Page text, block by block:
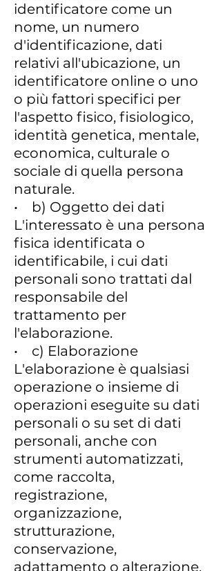
identificatore come un
nome, un numero
d'identificazione, dati
relativi all'ubicazione, un
identificatore online o uno
o più fattori specifici per
l'aspetto fisico, fisiologico,
identità genetica, mentale,
economica, culturale o
sociale di quella persona
naturale.
• b) Oggetto dei dati
L'interessato è una persona
fisica identificata o
identificabile, i cui dati
personali sono trattati dal
responsabile del
trattamento per
l'elaborazione.
• c) Elaborazione
L'elaborazione è qualsiasi
operazione o insieme di
operazioni eseguite su dati
personali o su set di dati
personali, anche con
strumenti automatizzati,
come raccolta,
registrazione,
organizzazione,
strutturazione,
conservazione,
adattamento o alterazione,